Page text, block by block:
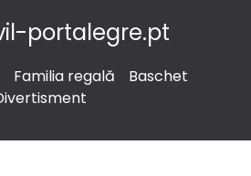
portalegre.pt
Familia regală
Baschet